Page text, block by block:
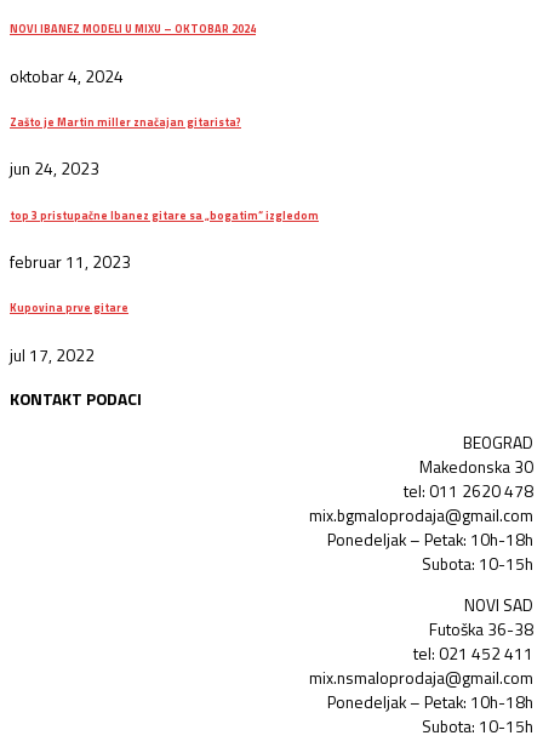
NOVI IBANEZ MODELI U MIXU – OKTOBAR 2024
oktobar 4, 2024
Zašto je Martin miller značajan gitarista?
jun 24, 2023
top 3 pristupačne Ibanez gitare sa „bogatim“ izgledom
februar 11, 2023
Kupovina prve gitare
jul 17, 2022
KONTAKT PODACI
BEOGRAD
Makedonska 30
tel: 011 2620 478
mix.bgmaloprodaja@gmail.com
Ponedeljak – Petak: 10h-18h
Subota: 10-15h
NOVI SAD
Futoška 36-38
tel: 021 452 411
mix.nsmaloprodaja@gmail.com
Ponedeljak – Petak: 10h-18h
Subota: 10-15h